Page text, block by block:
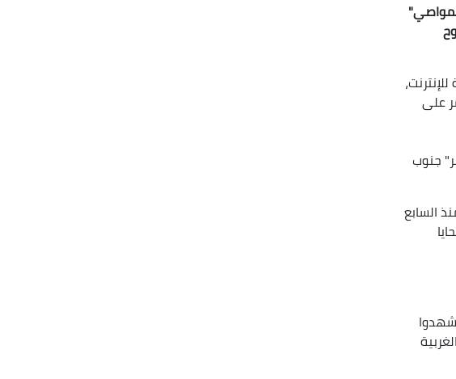
للإنترنت،
على
جنوب
السابع
الثلاثاء، بأن 12061 طالبا استشهدوا
غزة والضفة الغربية